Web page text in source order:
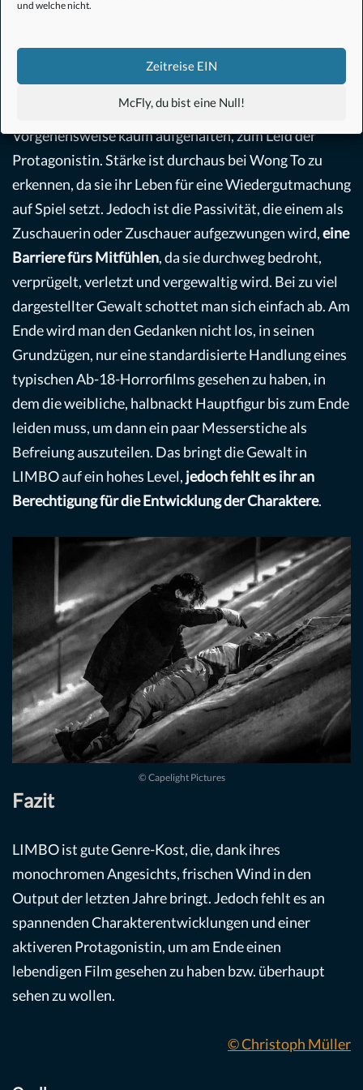
und welche nicht.
Zeitreise EIN
McFly, du bist eine Null!
heiligt die Mittel.
Polizei nutzt die Gewalt, um möglichst schnell den
Killer zu fassen. Polizeiarbeit nach Vorschrift gibt es
nicht. Cham Lau wird in seiner harten, gesetzlosen
Vorgehensweise kaum aufgehalten, zum Leid der
Protagonistin. Stärke ist durchaus bei Wong To zu
erkennen, da sie ihr Leben für eine Wiedergutmachung
auf Spiel setzt. Jedoch ist die Passivität, die einem als
Zuschauerin oder Zuschauer aufgezwungen wird,eine
Barriere fürs Mitfühlen, da sie durchweg bedroht,
verprügelt, verletzt und vergewaltig wird. Bei zu viel
dargestellter Gewalt schottet man sich einfach ab. Am
Ende wird man den Gedanken nicht los, in seinen
Grundzügen, nur eine standardisierte Handlung eines
typischen Ab-18-Horrorfilms gesehen zu haben, in
dem die weibliche, halbnackt Hauptfigur bis zum Ende
leiden muss, um dann ein paar Messerstiche als
Befreiung auszuteilen. Das bringt die Gewalt in
LIMBO auf ein hohes Level, jedoch fehlt es ihr an
Berechtigung für die Entwicklung der Charaktere.
© Capelight Pictures
Fazit
LIMBO ist gute Genre-Kost, die, dank ihres
monochromen Angesichts, frischen Wind in den
Output der letzten Jahre bringt. Jedoch fehlt es an
spannenden Charakterentwicklungen und einer
aktiveren Protagonistin, um am Ende einen
lebendigen Film gesehen zu haben bzw. überhaupt
sehen zu wollen.
© Christoph Müller